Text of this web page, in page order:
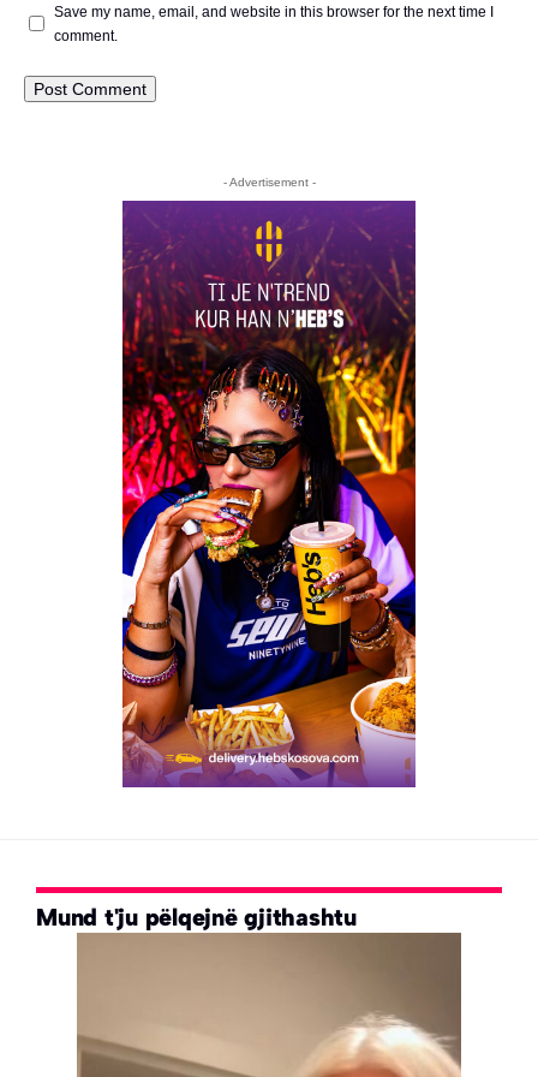
Save my name, email, and website in this browser for the next time I
comment.
- Advertisement -
Mund t'ju pëlqejnë gjithashtu